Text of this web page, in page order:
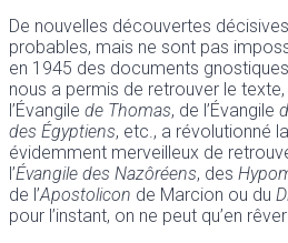
De nouvelles découvertes
probables, mais ne sont pas
en 1945 des documents
nous a permis de retrouver le texte,
l’Évangile de Thomas, de l’Évangile
des Égyptiens, etc., a révolutionné
évidemment merveilleux de
l’Évangile des Nazôréens, des
de l’Apostolicon de Marcion ou du
pour l’instant, on ne peut qu’en